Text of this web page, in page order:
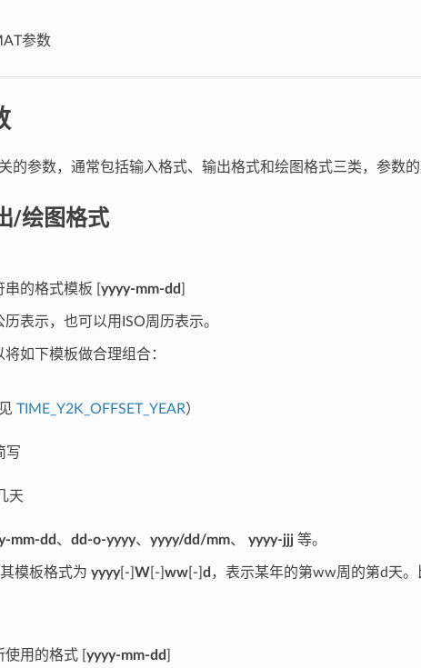
参数
的参数，通常包括输入格式、输出格式和绘图格式三类，参数
/绘图格式
的格式模板 [ yyyy-mm-dd
表示，也可以用ISO周历表示。
如下模板做合理组合：
TIME_Y2K_OFFSET_YEAR）
写
天
mm-dd 、 dd-o-yyyy、 yyyy/dd/mm、 yyyy-jjj等。
模板格式为 yyyy[-] W[-] ww[-] d ，表示某年的第ww周的第d天。
用的格式 [ yyyy-mm-dd